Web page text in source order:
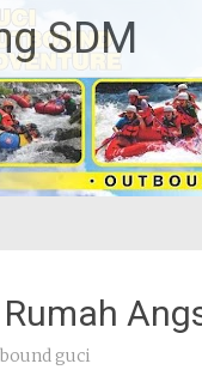
SDM
guci